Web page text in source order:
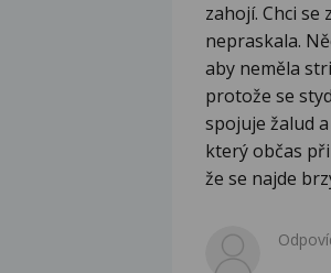
zahojí. Chci
nepraskala.
aby neměla
protože se
spojuje žalud
který občas
že se najde